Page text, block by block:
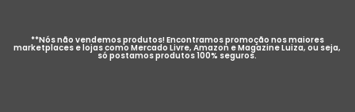
**Nós não vendemos produtos! Encontramos promoção nos maiores
marketplaces e lojas como Mercado Livre, Amazon e Magazine Luiza, ou seja,
só postamos produtos 100% seguros.